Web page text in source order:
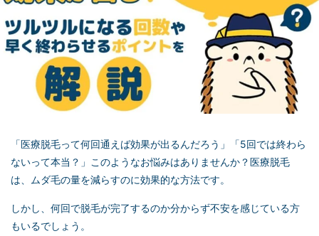
「医療脱毛って何回通えば効果が出るんだろう」「5回では終わら
ないって本当？」このようなお悩みはありませんか？医療脱毛
は、ムダ毛の量を減らすのに効果的な方法です。
しかし、何回で脱毛が完了するのか分からず不安を感じている方
もいるでしょう。